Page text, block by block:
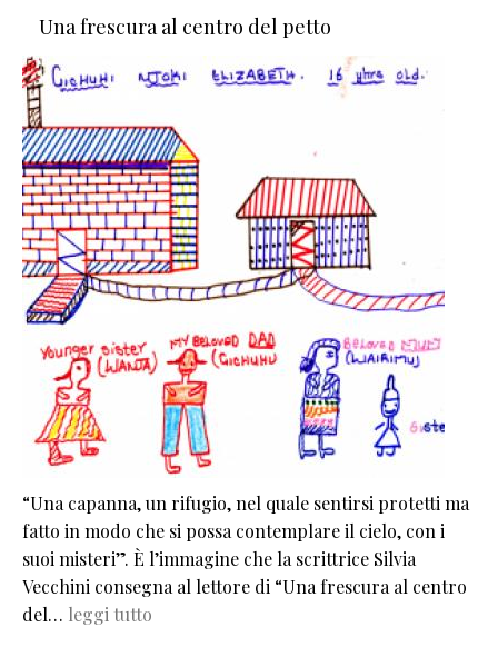
Una frescura al centro del petto
“Una capanna, un rifugio, nel quale sentirsi protetti ma
fatto in modo che si possa contemplare il cielo, con i
suoi misteri”. È l’immagine che la scrittrice Silvia
Vecchini consegna al lettore di “Una frescura al centro
del… leggi tutto